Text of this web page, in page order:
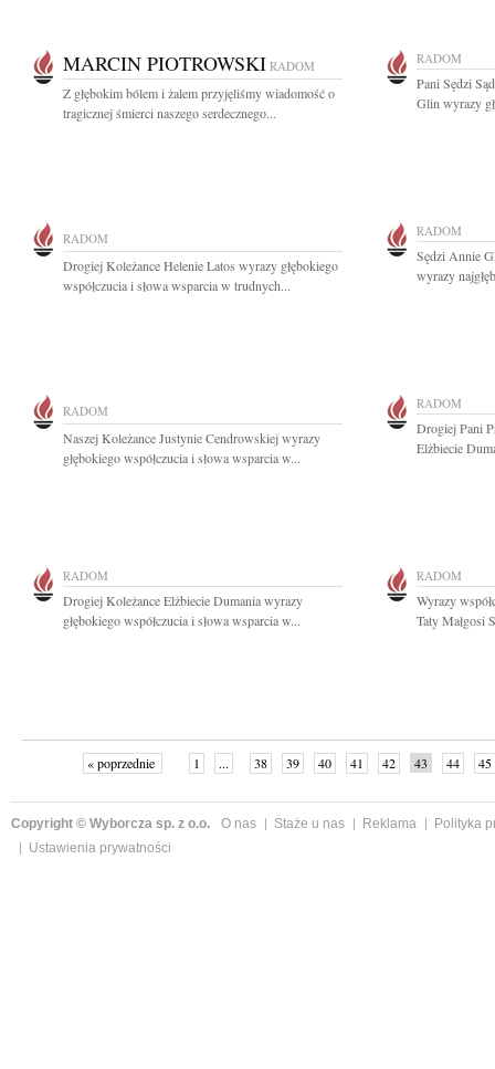
MARCIN PIOTROWSKI RADOM
Z głębokim bólem i żalem przyjęliśmy wiadomość o
tragicznej śmierci naszego serdecznego...
RADOM
Pani Sędzi
Glin wyrazy
RADOM
Drogiej Koleżance Helenie Latos wyrazy głębokiego
współczucia i słowa wsparcia w trudnych...
RADOM
Sędzi Annie
wyrazy
RADOM
Naszej Koleżance Justynie Cendrowskiej wyrazy
głębokiego współczucia i słowa wsparcia w...
RADOM
Drogiej Pani
Elżbiecie
RADOM
Drogiej Koleżance Elżbiecie Dumania wyrazy
głębokiego współczucia i słowa wsparcia w...
RADOM
Wyrazy
Taty Małgosi
« poprzednie 1 ... 38 39 40 41 42 43 44 45
Copyright © Wyborcza sp. z o.o. O nas Staże u nas Reklama
Polityka
Ustawienia prywatności